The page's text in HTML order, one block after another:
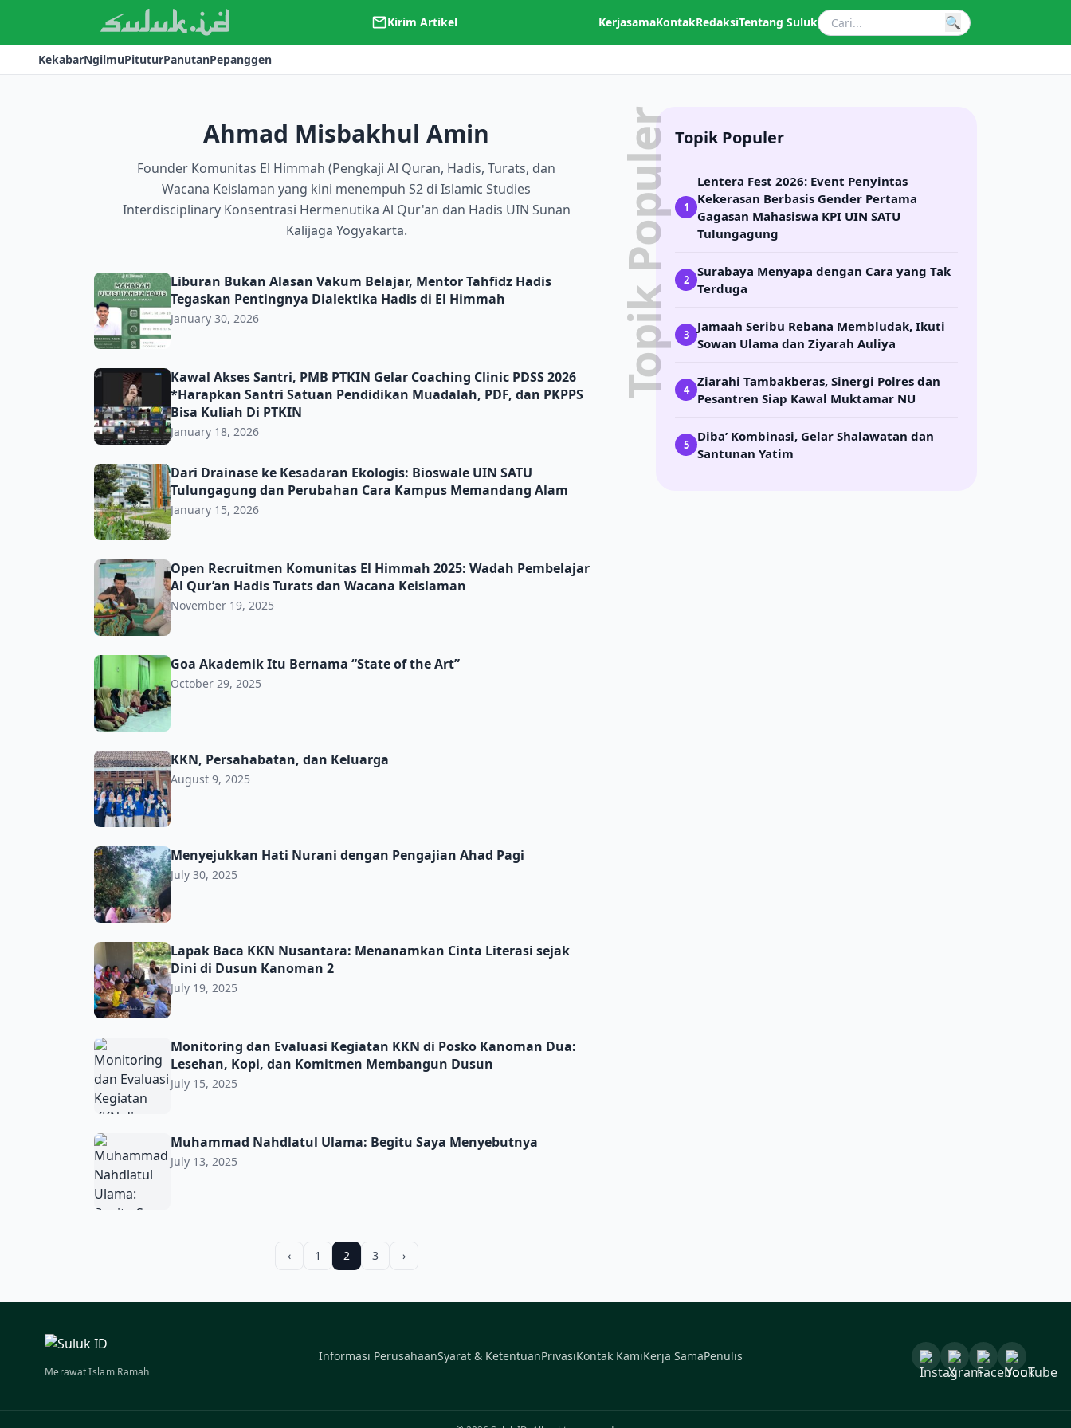
Kirim Artikel KerjasamaKontakRedaksiTentang Suluk 🔍
KekabarNgilmuPituturPanutanPepanggen
Ahmad Misbakhul Amin
Founder Komunitas El Himmah (Pengkaji Al Quran, Hadis, Turats, dan
Wacana Keislaman yang kini menempuh S2 di Islamic Studies
Interdisciplinary Konsentrasi Hermenutika Al Qur'an dan Hadis UIN Sunan
Kalijaga Yogyakarta.
Liburan Bukan Alasan Vakum Belajar, Mentor Tahfidz Hadis Tegaskan Pentingnya Dialektika Hadis di El Himmah
Liburan Bukan Alasan Vakum Belajar, Mentor Tahfidz Hadis
Tegaskan Pentingnya Dialektika Hadis di El Himmah
January 30, 2026
Kawal Akses Santri, PMB PTKIN Gelar Coaching Clinic PDSS 2026 *Harapkan Santri Satuan Pendidikan Muadalah, PDF, dan PKPPS Bisa Kuliah Di PTKIN
Kawal Akses Santri, PMB PTKIN Gelar Coaching Clinic PDSS 2026
*Harapkan Santri Satuan Pendidikan Muadalah, PDF, dan PKPPS
Bisa Kuliah Di PTKIN
January 18, 2026
Dari Drainase ke Kesadaran Ekologis: Bioswale UIN SATU Tulungagung dan Perubahan Cara Kampus Memandang Alam
Dari Drainase ke Kesadaran Ekologis: Bioswale UIN SATU
Tulungagung dan Perubahan Cara Kampus Memandang Alam
January 15, 2026
Open Recruitmen Komunitas El Himmah 2025: Wadah Pembelajar Al Qur’an Hadis Turats dan Wacana Keislaman
Open Recruitmen Komunitas El Himmah 2025: Wadah Pembelajar
Al Qur’an Hadis Turats dan Wacana Keislaman
November 19, 2025
Goa Akademik Itu Bernama “State of the Art”
Goa Akademik Itu Bernama “State of the Art”
October 29, 2025
KKN, Persahabatan, dan Keluarga
KKN, Persahabatan, dan Keluarga
August 9, 2025
Menyejukkan Hati Nurani dengan Pengajian Ahad Pagi
Menyejukkan Hati Nurani dengan Pengajian Ahad Pagi
July 30, 2025
Lapak Baca KKN Nusantara: Menanamkan Cinta Literasi sejak Dini di Dusun Kanoman 2
Lapak Baca KKN Nusantara: Menanamkan Cinta Literasi sejak
Dini di Dusun Kanoman 2
July 19, 2025
Monitoring dan Evaluasi Kegiatan KKN di Posko Kanoman Dua: Lesehan, Kopi, dan Komitmen Membangun Dusun
Monitoring dan Evaluasi Kegiatan KKN di Posko Kanoman Dua:
Lesehan, Kopi, dan Komitmen Membangun Dusun
July 15, 2025
Muhammad Nahdlatul Ulama: Begitu Saya Menyebutnya
Muhammad Nahdlatul Ulama: Begitu Saya Menyebutnya
July 13, 2025
‹ 1 2 3 ›
Topik PopulerTopik Populer
1
Lentera Fest 2026: Event Penyintas
Kekerasan Berbasis Gender Pertama
Gagasan Mahasiswa KPI UIN SATU
Tulungagung
2
Surabaya Menyapa dengan Cara yang Tak
Terduga
3
Jamaah Seribu Rebana Membludak, Ikuti
Sowan Ulama dan Ziyarah Auliya
4
Ziarahi Tambakberas, Sinergi Polres dan
Pesantren Siap Kawal Muktamar NU
5
Diba’ Kombinasi, Gelar Shalawatan dan
Santunan Yatim
Merawat Islam Ramah
Informasi PerusahaanSyarat & KetentuanPrivasiKontak KamiKerja SamaPenulis Instagram
X Facebook
YouTube